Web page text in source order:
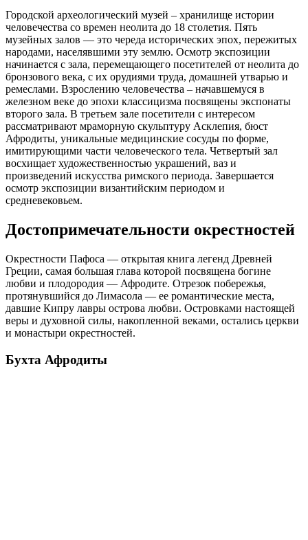
Городской археологический музей – хранилище истории
человечества со времен неолита до 18 столетия. Пять
музейных залов — это череда исторических эпох, пережитых
народами, населявшими эту землю. Осмотр экспозиции
начинается с зала, перемещающего посетителей от неолита до
бронзового века, с их орудиями труда, домашней утварью и
ремеслами. Взрослению человечества – начавшемуся в
железном веке до эпохи классицизма посвящены экспонаты
второго зала. В третьем зале посетители с интересом
рассматривают мраморную скульптуру Асклепия, бюст
Афродиты, уникальные медицинские сосуды по форме,
имитирующими части человеческого тела. Четвертый зал
восхищает художественностью украшений, ваз и
произведений искусства римского периода. Завершается
осмотр экспозиции византийским периодом и
средневековьем.
Достопримечательности окрестностей
Окрестности Пафоса — открытая книга легенд Древней
Греции, самая большая глава которой посвящена богине
любви и плодородия — Афродите. Отрезок побережья,
протянувшийся до Лимасола — ее романтические места,
давшие Кипру лавры острова любви. Островками настоящей
веры и духовной силы, накопленной веками, остались церкви
и монастыри окрестностей.
Бухта Афродиты